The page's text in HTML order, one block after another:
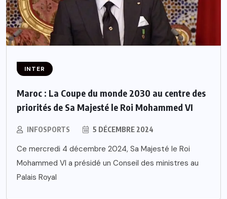
INTER
Maroc : La Coupe du monde 2030 au centre des
priorités de Sa Majesté le Roi Mohammed VI
INFOSPORTS 5 DÉCEMBRE 2024
Ce mercredi 4 décembre 2024, Sa Majesté le Roi
Mohammed VI a présidé un Conseil des ministres au
Palais Royal